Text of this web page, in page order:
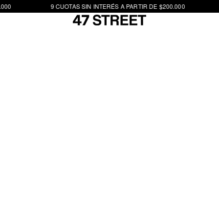
9 CUOTAS SIN INTERÉS A PARTIR DE $200.000